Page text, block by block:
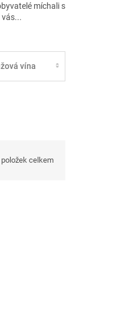
míchali s
vás...
vína
položek celkem